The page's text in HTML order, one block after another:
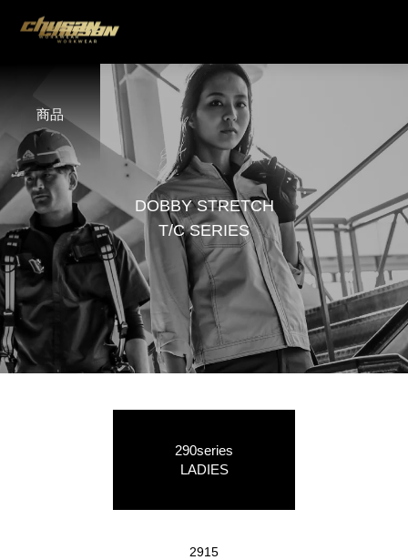
商品
DOBBY STRETCH
T/C SERIES
290series
LADIES
2915